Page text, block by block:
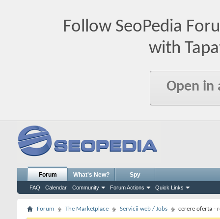
Follow SeoPedia
with
Open in
Forum
FAQ Calendar Community Forum Actions Quick Links
What's New? Spy
Forum The Marketplace Servicii web / Jobs cerere oferta -